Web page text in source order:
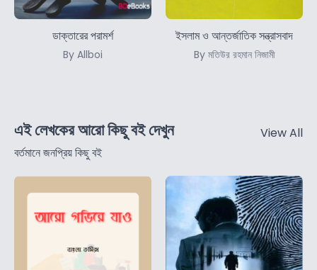
ডাক্তারের পরামর্শ
By Allboi
ইসলাম ও আন্তর্জাতিক সন্ত্রাসবাদ
By মতিউর রহমান নিজামী
এই লেখকের আরো কিছু বই দেখুন
বর্তমানে জনপ্রিয় কিছু বই
View All